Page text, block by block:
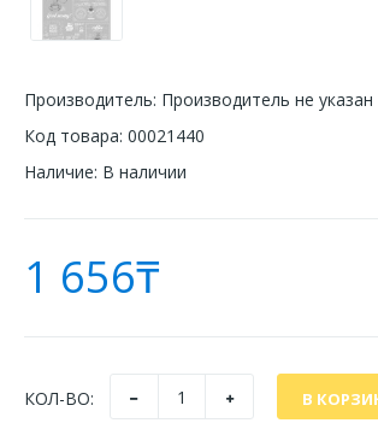
Производитель: Производитель не указан
Код товара: 00021440
Наличие: В наличии
1 656₸
КОЛ-ВО: